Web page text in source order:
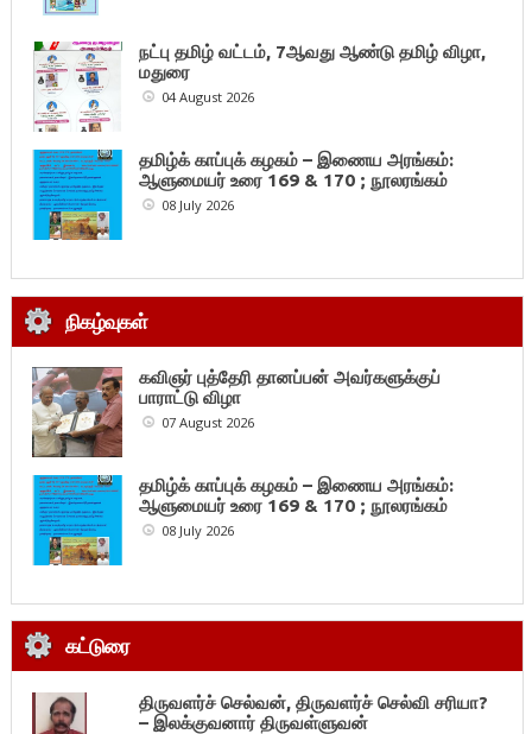
நட்பு தமிழ் வட்டம், 7ஆவது ஆண்டு தமிழ் விழா,
மதுரை
04 August 2026
தமிழ்க் காப்புக் கழகம் – இணைய அரங்கம்:
ஆளுமையர் உரை 169 & 170 ; நூலரங்கம்
08 July 2026
நிகழ்வுகள்
கவிஞர் புத்தேரி தானப்பன் அவர்களுக்குப்
பாராட்டு விழா
07 August 2026
தமிழ்க் காப்புக் கழகம் – இணைய அரங்கம்:
ஆளுமையர் உரை 169 & 170 ; நூலரங்கம்
08 July 2026
கட்டுரை
திருவளர்ச் செல்வன், திருவளர்ச் செல்வி சரியா?
– இலக்குவனார் திருவள்ளுவன்